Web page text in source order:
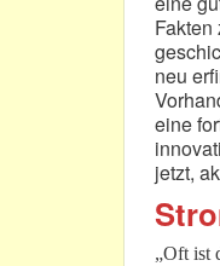
Fakten
neu
eine
jetzt,
„Oft ist